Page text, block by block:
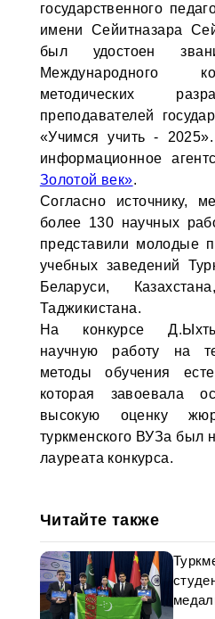
государственного
имени Сейитназара
был удостоен
Международного
методических
преподавателей
«Учимся учить -
информационное
Золотой век».
Согласно источнику,
более 130 научных
представили молодые
учебных заведений
Беларуси,
Таджикистана.
На конкурсе
научную работу на
методы обучения
которая завоевала
высокую оценку
туркменского ВУЗа был
лауреата конкурса.
Читайте также